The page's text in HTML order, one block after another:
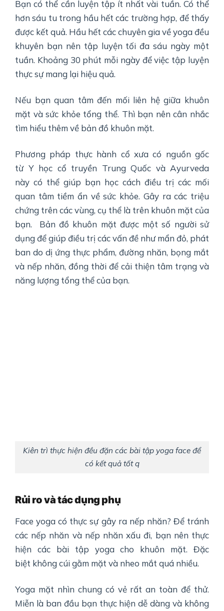
Bạn có thể cần luyện tập ít nhất vài tuần. Có thể
hơn sáu tu trong hầu hết các trường hợp, để thấy
được kết quả. Hầu hết các chuyên gia về yoga đều
khuyên bạn nên tập luyện tối đa sáu ngày một
tuần. Khoảng 30 phút mỗi ngày để việc tập luyện
thực sự mang lại hiệu quả.
Nếu bạn quan tâm đến mối liên hệ giữa khuôn
mặt và sức khỏe tổng thể. Thì bạn nên cân nhắc
tìm hiểu thêm về bản đồ khuôn mặt.
Phương pháp thực hành cổ xưa có nguồn gốc
từ Y học cổ truyền Trung Quốc và Ayurveda
này có thể giúp bạn học cách điều trị các mối
quan tâm tiềm ẩn về sức khỏe. Gây ra các triệu
chứng trên các vùng, cụ thể là trên khuôn mặt của
bạn. Bản đồ khuôn mặt được một số người sử
dụng để giúp điều trị các vấn đề như mẩn đỏ, phát
ban do dị ứng thực phẩm, đường nhăn, bọng mắt
và nếp nhăn, đồng thời để cải thiện tâm trạng và
năng lượng tổng thể của bạn.
Kiên trì thực hiện đều đặn các bài tập yoga face để
có kết quả tốt q
Rủi ro và tác dụng phụ
Face yoga có thực sự gây ra nếp nhăn? Để tránh
các nếp nhăn và nếp nhăn xấu đi, bạn nên thực
hiện các bài tập yoga cho khuôn mặt. Đặc
biệt không cúi gằm mặt và nheo mắt quá nhiều.
Yoga mặt nhìn chung có vẻ rất an toàn để thử.
Miễn là ban đầu bạn thực hiện dễ dàng và không